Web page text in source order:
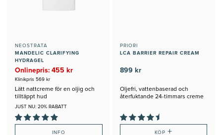
NEOSTRATA
MANDELIC CLARIFYING
HYDRAGEL
Onlinepris: 455 kr
Klinikpris 569 kr
Lätt nattcreme för en oljig och
tilltäppt hud
JUST NU: 20% RABATT
INFO
PRIORI
LCA BARRIER REPAIR CREAM
899 kr
Oljefri, vattenbaserad och
återfuktande 24-timmars creme
KÖP +